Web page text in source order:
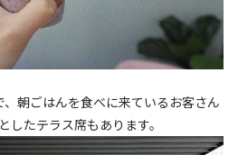
朝ごはんを食べに来ているお客さん
したテラス席もあります。